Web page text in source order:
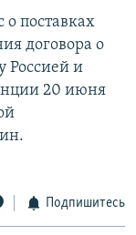
о поставках
договора о
Россией и
20 июня
Подпишитесь